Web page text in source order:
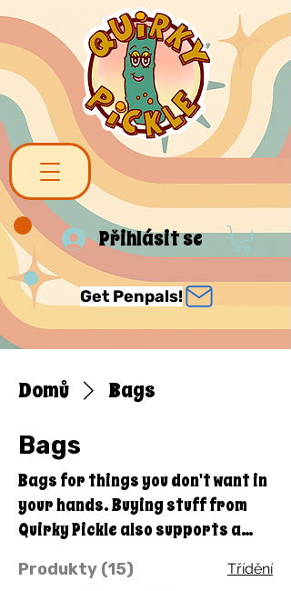
Přihlásit se
Get Penpals!
Domů Bags
Bags
Bags for things you don't want in
your hands. Buying stuff from
Quirky Pickle also supports a
corporate fancy, shmancy
Produkty (15) Třídění